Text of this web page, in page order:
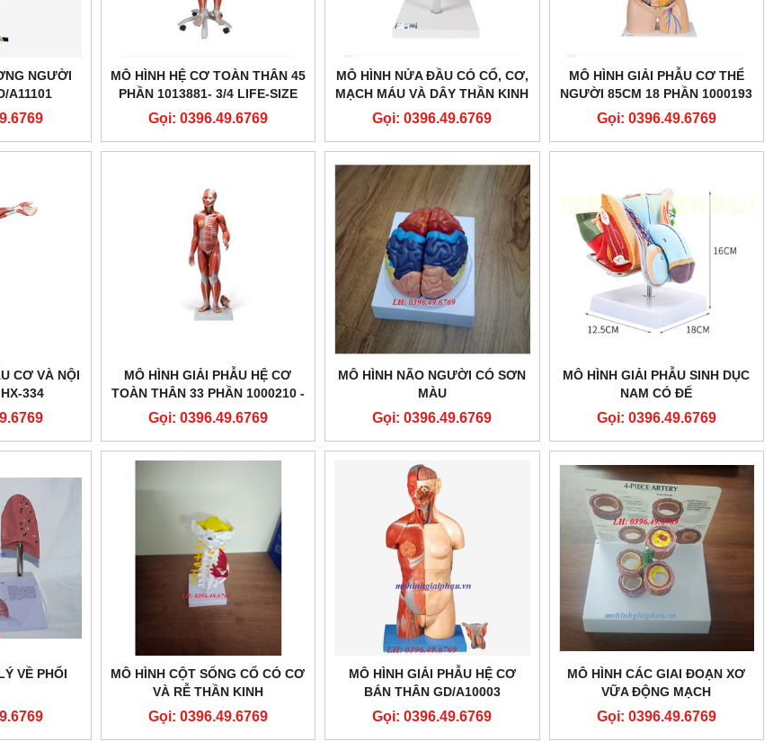
NGƯỜI
A11101
MÔ HÌNH HỆ CƠ TOÀN THÂN 45
PHẦN 1013881- 3/4 LIFE-SIZE
DUAL SEX HUMAN MUSCLE
MODEL ON METAL STAND, 45-
PART
Gọi: 0396.49.6769
MÔ HÌNH NỬA ĐẦU CÓ CỔ, CƠ,
MẠCH MÁU VÀ DÂY THẦN KINH
1000221
Gọi: 0396.49.6769
MÔ HÌNH GIẢI PHẪU CƠ THỂ
NGƯỜI 85CM 18 PHẦN 1000193
[B19]- CLASSIC UNISEX HUMAN
TORSO MODEL WITH OPENED
NECK AND BACK
Gọi: 0396.49.6769
CƠ VÀ NỘI
334
MÔ HÌNH GIẢI PHẪU HỆ CƠ
TOÀN THÂN 33 PHẦN 1000210 -
1/2 LIFE-SIZE COMPLETE
HUMAN DUAL SEX MUSCLE
Gọi: 0396.49.6769
MÔ HÌNH NÃO NGƯỜI CÓ SƠN
MÀU
Gọi: 0396.49.6769
MÔ HÌNH GIẢI PHẪU SINH DỤC
NAM CÓ ĐẾ
Gọi: 0396.49.6769
VỀ PHỔI
MÔ HÌNH CỘT SỐNG CỔ CÓ CƠ
VÀ RỄ THẦN KINH
Gọi: 0396.49.6769
MÔ HÌNH GIẢI PHẪU HỆ CƠ
BÁN THÂN GD/A10003
Gọi: 0396.49.6769
MÔ HÌNH CÁC GIAI ĐOẠN XƠ
VỮA ĐỘNG MẠCH
Gọi: 0396.49.6769